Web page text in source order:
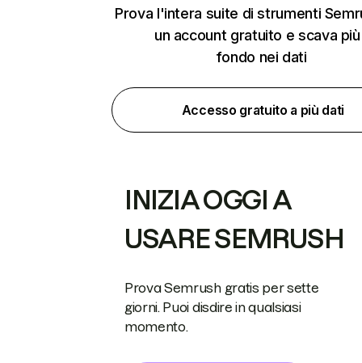
Prova l'intera suite di strumenti
un account gratuito e scava
fondo nei dati
Accesso gratuito a più dati
INIZIA OGGI A
USARE SEMRUSH
Prova Semrush gratis per sette
giorni. Puoi disdire in qualsiasi
momento.